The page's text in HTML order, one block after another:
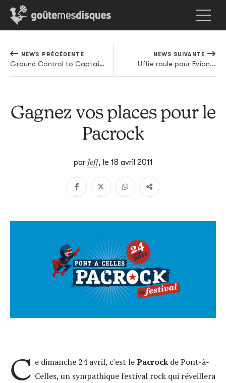
NEWS PRÉCÉDENTE
Ground Control to Captain Kirk
NEWS SUIVANTE
Uffie roule pour Evian...
Gagnez vos places pour le
Pacrock
par Jeff, le 18 avril 2011
C e dimanche 24 avril, c'est lePacrock de Pont-à-
Celles, un sympathique festival rock qui réveillera